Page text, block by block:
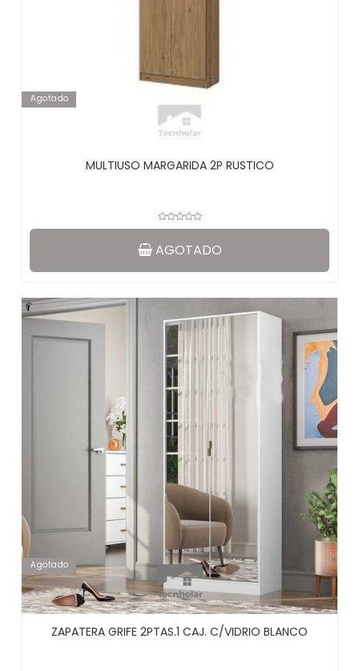
Agotado
MULTIUSO MARGARIDA 2P RUSTICO
AGOTADO
Agotado
ZAPATERA GRIFE 2PTAS.1 CAJ. C/VIDRIO BLANCO